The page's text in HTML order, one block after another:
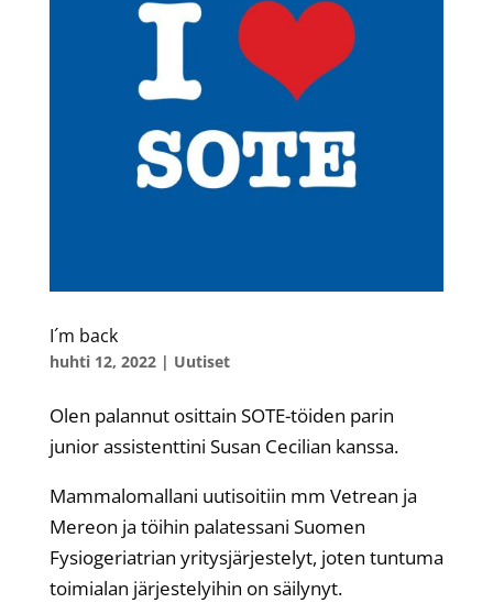
I´m back
huhti 12, 2022| Uutiset
Olen palannut osittain SOTE-töiden parin
junior assistenttini Susan Cecilian kanssa.
Mammalomallani uutisoitiin mm Vetrean ja
Mereon ja töihin palatessani Suomen
Fysiogeriatrian yritysjärjestelyt, joten tuntuma
toimialan järjestelyihin on säilynyt.